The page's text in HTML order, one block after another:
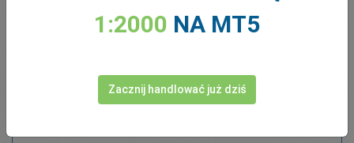
Pobierz dowolne z 10 eBooków, dostępnych dla
klientów easyMarkets. Opisują one wszystko, od
1:2000 NA MT5
Zacznij handlować już dziś